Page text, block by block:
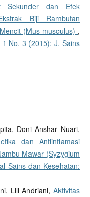
Sekunder dan Efek
Biji Rambutan
(Mus musculus) ,
No. 3 (2015): J. Sains
Doni Anshar Nuari,
dan Antiinflamasi
Mawar (Syzygium
Sains dan Kesehatan:
Lili Andriani,Aktivitas